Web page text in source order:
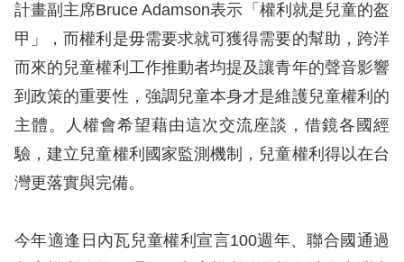
權
公
約
陳
情
申
訴
人
權
計畫副主席Bruce Adamson表示「權利就是兒童的盔
甲」，而權利是毋需要求就可獲得需要的幫助，跨洋
而來的兒童權利工作推動者均提及讓青年的聲音影響
到政策的重要性，強調兒童本身才是維護兒童權利的
主體。人權會希望藉由這次交流座談，借鏡各國經
驗，建立兒童權利國家監測機制，兒童權利得以在台
灣更落實與完備。
今年適逢日內瓦兒童權利宣言100週年、聯合國通過